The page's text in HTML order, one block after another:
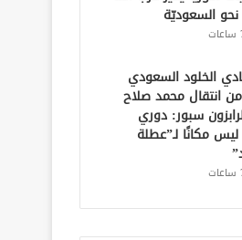
السعوديّة
الخلود السعودي
انتقال محمد صلاح
سبور: دوري
مكانًا لـ”عطلة